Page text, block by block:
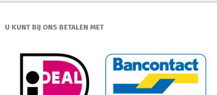
U KUNT BIJ ONS BETALEN MET